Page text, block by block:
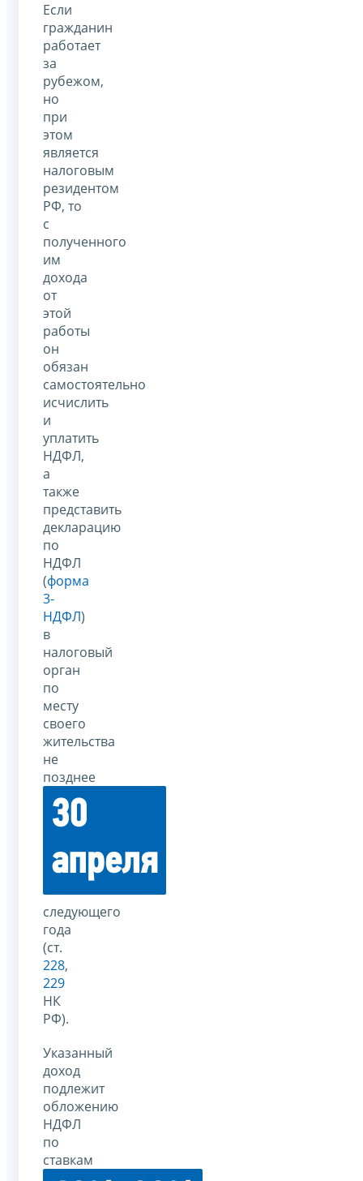
Если
гражданин
работает
за
рубежом,
но
при
этом
является
налоговым
резидентом
РФ, то
с
полученного
им
дохода
от
этой
работы
он
обязан
самостоятельно
исчислить
и
уплатить
НДФЛ,
а
также
представить
декларацию
по
НДФЛ
(форма
3-
НДФЛ)
в
налоговый
орган
по
месту
своего
жительства
не
позднее
30
апреля
следующего
года
(ст.
228,
229
НК
РФ).
Указанный
доход
подлежит
обложению
НДФЛ
по
ставкам